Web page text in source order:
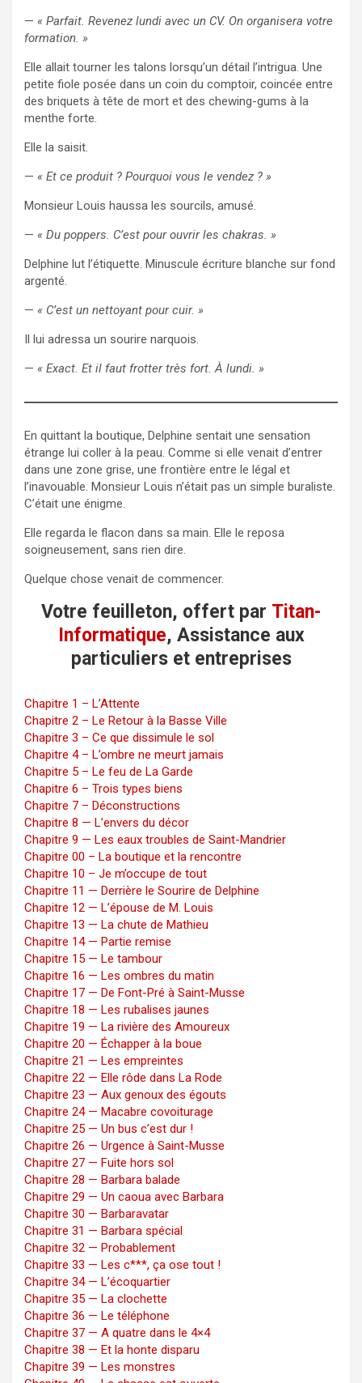
— « Parfait. Revenez lundi avec un CV. On organisera votre
formation. »
Elle allait tourner les talons lorsqu’un détail l’intrigua. Une
petite fiole posée dans un coin du comptoir, coincée entre
des briquets à tête de mort et des chewing-gums à la
menthe forte.
Elle la saisit.
— « Et ce produit ? Pourquoi vous le vendez ? »
Monsieur Louis haussa les sourcils, amusé.
— « Du poppers. C’est pour ouvrir les chakras. »
Delphine lut l’étiquette. Minuscule écriture blanche sur fond
argenté.
— « C’est un nettoyant pour cuir. »
Il lui adressa un sourire narquois.
— « Exact. Et il faut frotter très fort. À lundi. »
En quittant la boutique, Delphine sentait une sensation
étrange lui coller à la peau. Comme si elle venait d’entrer
dans une zone grise, une frontière entre le légal et
l’inavouable. Monsieur Louis n’était pas un simple buraliste.
C’était une énigme.
Elle regarda le flacon dans sa main. Elle le reposa
soigneusement, sans rien dire.
Quelque chose venait de commencer.
Votre feuilleton, offert par Titan-
Informatique, Assistance aux
particuliers et entreprises
Chapitre 1 – L’Attente
Chapitre 2 – Le Retour à la Basse Ville
Chapitre 3 – Ce que dissimule le sol
Chapitre 4 – L’ombre ne meurt jamais
Chapitre 5 – Le feu de La Garde
Chapitre 6 – Trois types biens
Chapitre 7 – Déconstructions
Chapitre 8 — L’envers du décor
Chapitre 9 — Les eaux troubles de Saint-Mandrier
Chapitre 00 – La boutique et la rencontre
Chapitre 10 – Je m’occupe de tout
Chapitre 11 — Derrière le Sourire de Delphine
Chapitre 12 — L’épouse de M. Louis
Chapitre 13 — La chute de Mathieu
Chapitre 14 — Partie remise
Chapitre 15 — Le tambour
Chapitre 16 — Les ombres du matin
Chapitre 17 — De Font-Pré à Saint-Musse
Chapitre 18 — Les rubalises jaunes
Chapitre 19 — La rivière des Amoureux
Chapitre 20 — Échapper à la boue
Chapitre 21 — Les empreintes
Chapitre 22 — Elle rôde dans La Rode
Chapitre 23 — Aux genoux des égouts
Chapitre 24 — Macabre covoiturage
Chapitre 25 — Un bus c’est dur !
Chapitre 26 — Urgence à Saint-Musse
Chapitre 27 — Fuite hors sol
Chapitre 28 — Barbara balade
Chapitre 29 — Un caoua avec Barbara
Chapitre 30 — Barbaravatar
Chapitre 31 — Barbara spécial
Chapitre 32 — Probablement
Chapitre 33 — Les c***, ça ose tout !
Chapitre 34 — L’écoquartier
Chapitre 35 — La clochette
Chapitre 36 — Le téléphone
Chapitre 37 — A quatre dans le 4×4
Chapitre 38 — Et la honte disparu
Chapitre 39 — Les monstres